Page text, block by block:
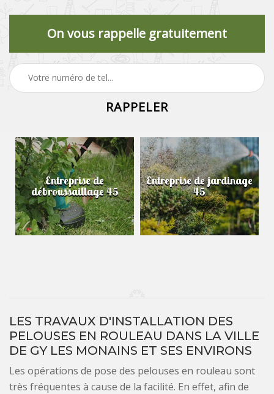
On vous rappelle gratuitement
Entreprise de
débroussaillage 45
Entreprise de jardinage
45
LES TRAVAUX D'INSTALLATION DES
PELOUSES EN ROULEAU DANS LA VILLE
DE GY LES MONAINS ET SES ENVIRONS
Les opérations de pose des pelouses en rouleau sont
très fréquentes à cause de la facilité. En effet, afin de